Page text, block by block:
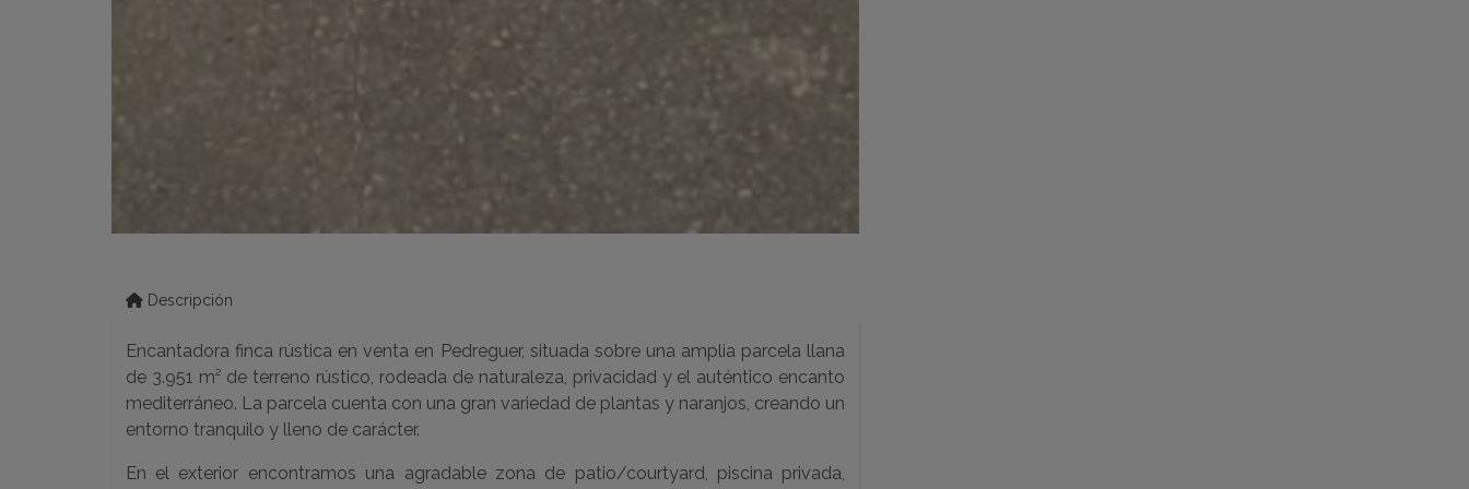
Descripción
Encantadora finca rústica en venta en Pedreguer, situada sobre una amplia parcela llana
de 3.951 m² de terreno rústico, rodeada de naturaleza, privacidad y el auténtico encanto
mediterráneo. La parcela cuenta con una gran variedad de plantas y naranjos, creando un
entorno tranquilo y lleno de carácter.
En el exterior encontramos una agradable zona de patio/courtyard, piscina privada,